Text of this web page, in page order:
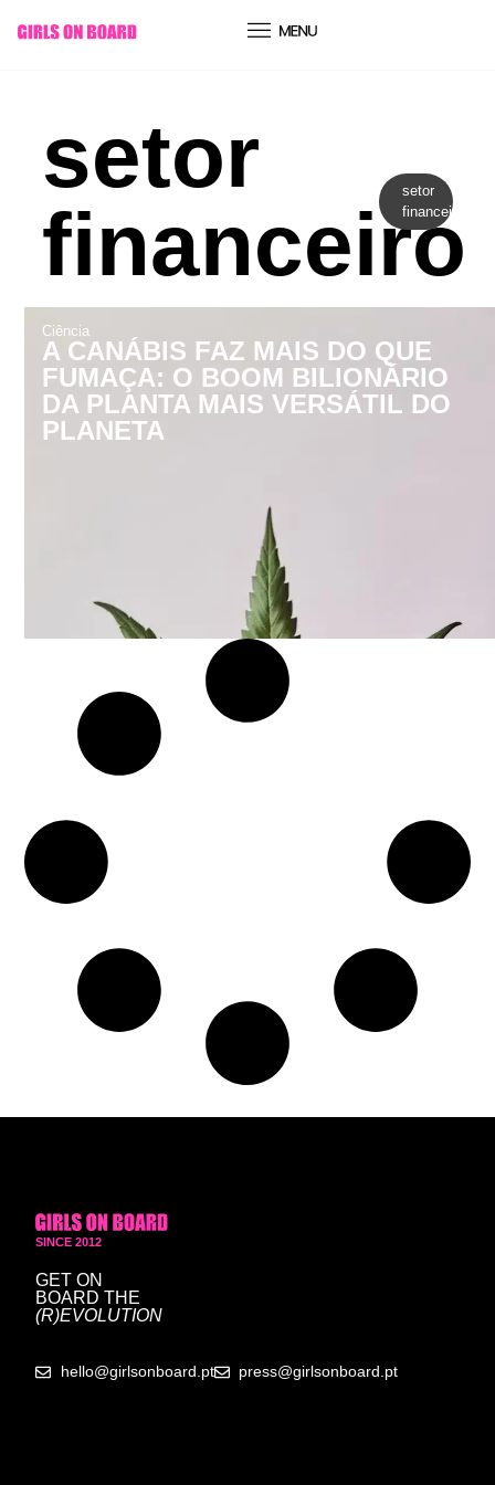
conteúdo
setor
financeiro
setor
financeiro
Ciência
A CANÁBIS FAZ MAIS DO QUE
FUMAÇA: O BOOM BILIONÁRIO
DA PLANTA MAIS VERSÁTIL DO
PLANETA
SINCE 2012
GET ON
BOARD THE
(R)EVOLUTION
hello@girlsonboard.pt press@girlsonboard.pt